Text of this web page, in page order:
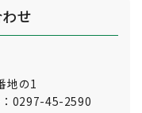
せ
地の1
0297-45-2590